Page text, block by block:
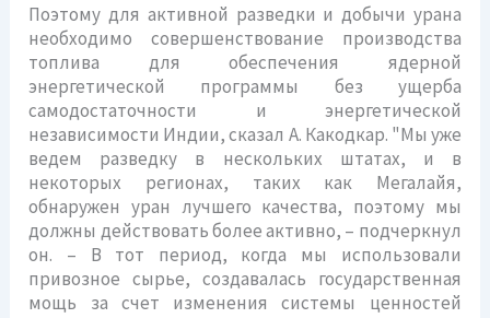
Поэтому для активной разведки и добычи урана
необходимо совершенствование производства
топлива для обеспечения ядерной
энергетической программы без ущерба
самодостаточности и энергетической
независимости Индии, сказал А. Какодкар. "Мы уже
ведем разведку в нескольких штатах, и в
некоторых регионах, таких как Мегалайя,
обнаружен уран лучшего качества, поэтому мы
должны действовать более активно, – подчеркнул
он. – В тот период, когда мы использовали
привозное сырье, создавалась государственная
мощь за счет изменения системы ценностей